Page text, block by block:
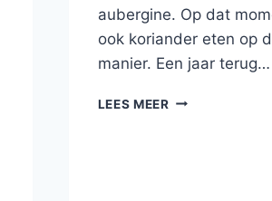
aubergine. Op dat
ook koriander eten op
manier. Een jaar terug…
LEES MEERBABA